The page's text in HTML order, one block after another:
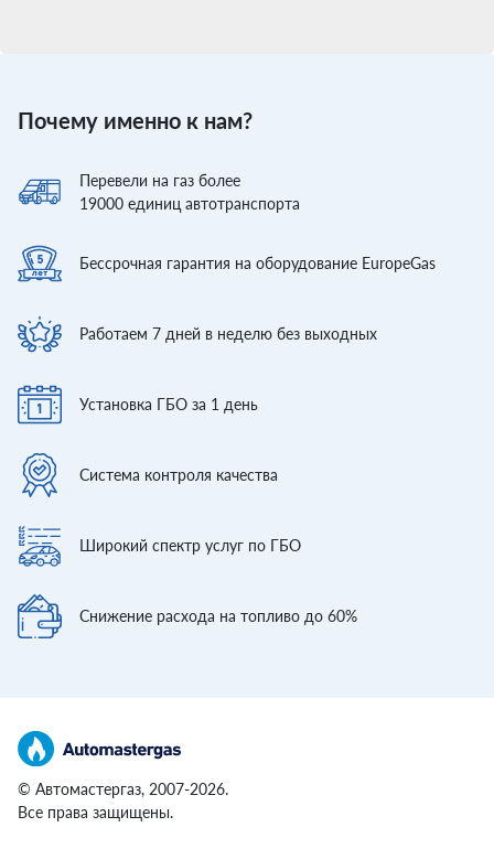
Почему именно к нам?
Перевели на газ более
19000 единиц автотранспорта
Бессрочная гарантия на оборудование EuropeGas
Работаем 7 дней в неделю без выходных
Установка ГБО за 1 день
Система контроля качества
Широкий спектр услуг по ГБО
Снижение расхода на топливо до 60%
© Автомастергаз, 2007-2026.
Все права защищены.